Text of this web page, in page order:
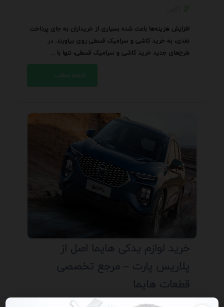
افزایش هزینه‌ها باعث شده بسیاری از خریداران به جای پرداخت
نقدی، به خرید کاشی و سرامیک قسطی روی بیاورند. در
طرح‌های جدید خرید کاشی و سرامیک قسطی، تنها با ...
ادامه مطلب
خرید لوازم یدکی هایما اصل از
پلاریس پارت – مرجع تخصصی
قطعات هایما